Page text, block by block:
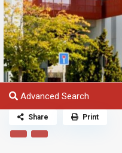
Advanced Search
Share Print